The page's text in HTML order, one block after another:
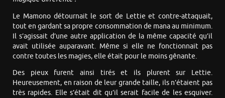
Le Mamono détournait le sort de Lettie et contre-attaquait,
tout en gardant sa propre consommation de mana au minimum.
Il s’agissait d’une autre application de la même capacité qu’il
avait utilisée auparavant. Même si elle ne fonctionnait pas
contre toutes les magies, elle était pour le moins gênante.
Des pieux furent ainsi tirés et ils plurent sur Lettie.
Heureusement, en raison de leur grande taille, ils n’étaient pas
très rapides. Elle s’était dit qu’il serait facile de les esquiver.